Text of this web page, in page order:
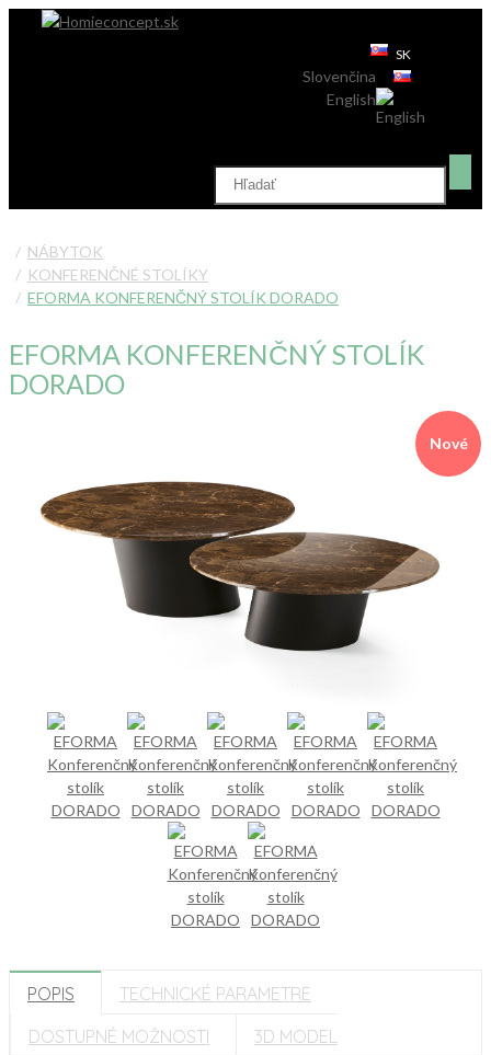
SK
Slovenčina
English
NÁBYTOK
KONFERENČNÉ STOLÍKY
EFORMA KONFERENČNÝ STOLÍK DORADO
EFORMA KONFERENČNÝ STOLÍK
DORADO
Nové
POPIS
TECHNICKÉ PARAMETRE
DOSTUPNÉ MOŽNOSTI
3D MODEL